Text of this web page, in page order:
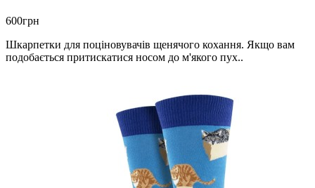
600грн
Шкарпетки для поціновувачів щенячого кохання. Якщо вам
подобається притискатися носом до м'якого пух..